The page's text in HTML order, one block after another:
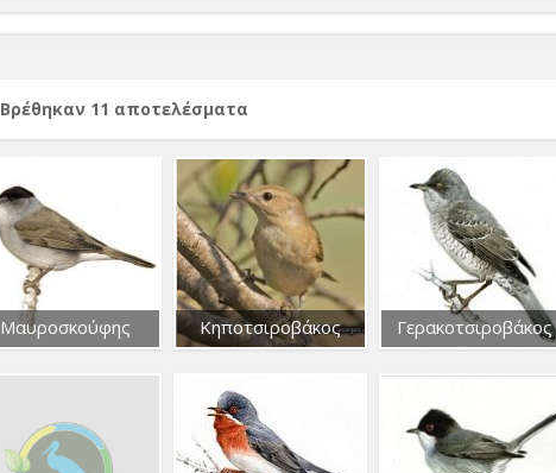
Βρέθηκαν 11 αποτελέσματα
Μαυροσκούφης Κηποτσιροβάκος Γερακοτσιροβάκος